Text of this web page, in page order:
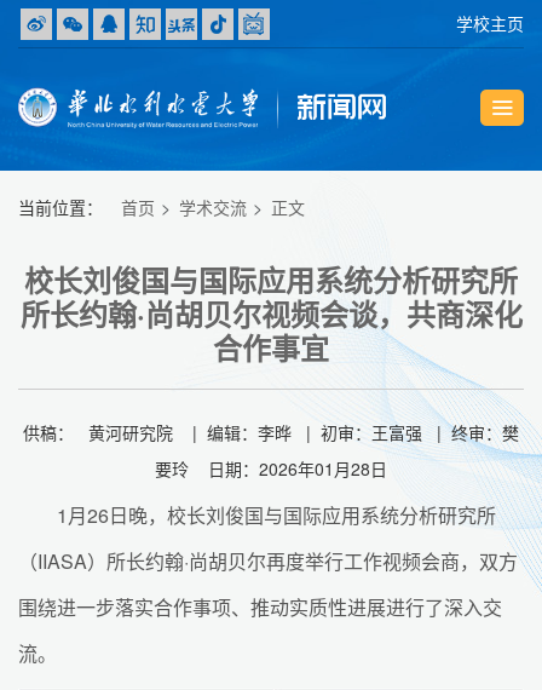
学校主页
当前位置： 首页 学术交流 正文
校长刘俊国与国际应用系统分析研究所
所长约翰·尚胡贝尔视频会谈，共商深化
合作事宜
供稿： 黄河研究院 | 编辑：李晔 | 初审：王富强 | 终审：樊
要玲 日期：2026年01月28日
1月26日晚，校长刘俊国与国际应用系统分析研究所
（IIASA）所长约翰·尚胡贝尔再度举行工作视频会商，双方
围绕进一步落实合作事项、推动实质性进展进行了深入交
流。